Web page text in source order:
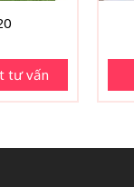
tư vấn